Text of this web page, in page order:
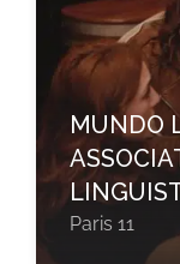
MUNDO
Paris 11